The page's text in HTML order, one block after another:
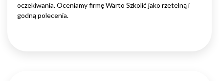
oczekiwania. Oceniamy firmę Warto Szkolić jako rzetelną i
godną polecenia.